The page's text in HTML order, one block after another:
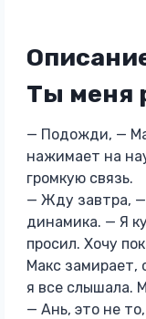
Ты меня
— Подожди, —
нажимает на
громкую связь.
— Жду завтра, —
динамика. — Я
просил. Хочу
Макс замирает,
я все слышала.
— Ань, это не